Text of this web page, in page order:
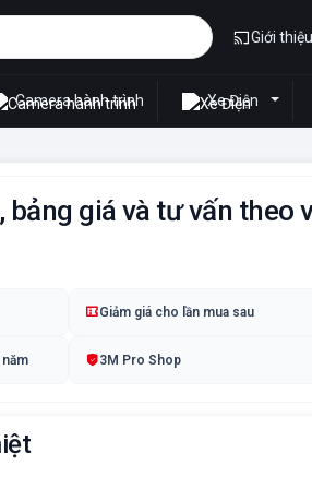
Giới thiệu
Camera hành trình Xe Điện
giá và tư vấn theo
năm
Giảm giá cho lần mua sau
3M Pro Shop